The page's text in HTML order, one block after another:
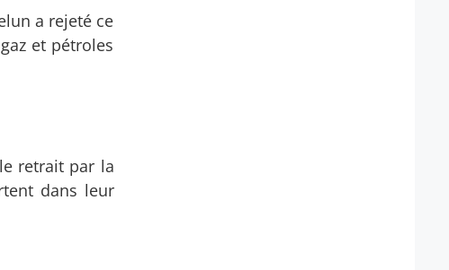
a rejeté ce
et pétroles
retrait par la
dans leur